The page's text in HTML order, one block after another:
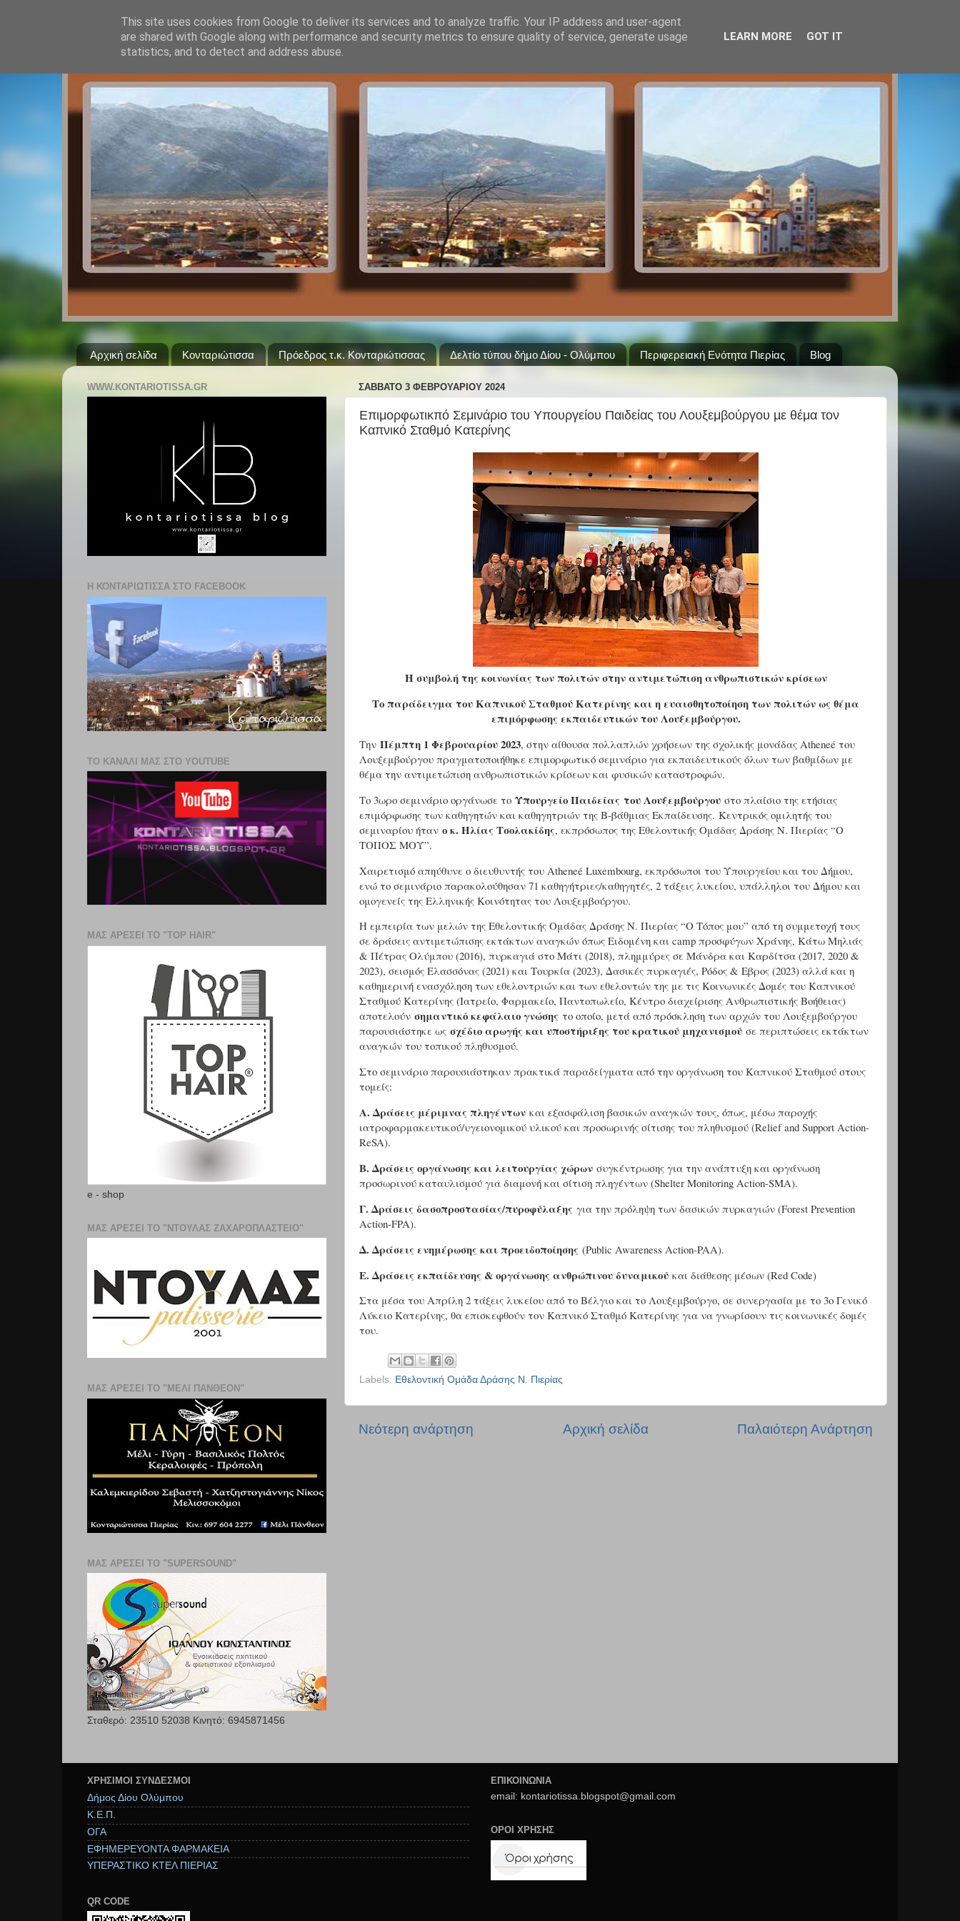
Αρχική σελίδα Κονταριώτισσα Πρόεδρος τ.κ. Κονταριώτισσας Δελτίο τύπου δήμο Δίου - Ολύμπου Περιφερειακή Ενότητα Πιερίας Blog
ΣΆΒΒΑΤΟ 3 ΦΕΒΡΟΥΑΡΊΟΥ 2024
Επιμορφωτικπό Σεμινάριο του Υπουργείου Παιδείας του Λουξεμβούργου με θέμα τον
Καπνικό Σταθμό Κατερίνης
Η συμβολή της κοινωνίας των πολιτών στην αντιμετώπιση ανθρωπιστικών κρίσεων
Το παράδειγμα του Καπνικού Σταθμού Κατερίνης και η ευαισθητοποίηση των πολιτών ως θέμα
επιμόρφωσης εκπαιδευτικών του Λουξεμβούργου.
Την Πέμπτη 1 Φεβρουαρίου 2023, στην αίθουσα πολλαπλών χρήσεων της σχολικής μονάδας Atheneé του
Λουξεμβούργου πραγματοποιήθηκε επιμορφωτικό σεμινάριο για εκπαιδευτικούς όλων των βαθμίδων με
θέμα την αντιμετώπιση ανθρωπιστικών κρίσεων και φυσικών καταστροφών.
Το 3ωρο σεμινάριο οργάνωσε το Υπουργείο Παιδείας του Λουξεμβούργου στο πλαίσιο της ετήσιας
επιμόρφωσης των καθηγητών και καθηγητριών της Β-βάθμιας Εκπαίδευσης. Κεντρικός ομιλητής του
σεμιναρίου ήταν ο κ. Ηλίας Τσολακίδης, εκπρόσωπος της Εθελοντικής Ομάδας Δράσης Ν. Πιερίας “Ο
ΤΟΠΟΣ ΜΟΥ”.
Χαιρετισμό απηύθυνε ο διευθυντής του Atheneé Luxembourg, εκπρόσωποι του Υπουργείου και του Δήμου,
ενώ το σεμινάριο παρακολούθησαν 71 καθηγήτριες/καθηγητές, 2 τάξεις λυκείου, υπάλληλοι του Δήμου και
ομογενείς της Ελληνικής Κοινότητας του Λουξεμβούργου.
Η εμπειρία των μελών της Εθελοντικής Ομάδας Δράσης Ν. Πιερίας “Ο Τόπος μου” από τη συμμετοχή τους
σε δράσεις αντιμετώπισης εκτάκτων αναγκών όπως Ειδομένη και camp προσφύγων Χράνης, Κάτω Μηλιάς
& Πέτρας Ολύμπου (2016), πυρκαγιά στο Μάτι (2018), πλημμύρες σε Μάνδρα και Καρδίτσα (2017, 2020 &
2023), σεισμός Ελασσόνας (2021) και Τουρκία (2023), Δασικές πυρκαγιές, Ρόδος & Εβρος (2023) αλλά και η
καθημερινή ενασχόληση των εθελοντριών και των εθελοντών της με τις Κοινωνικές Δομές του Καπνικού
Σταθμού Κατερίνης (Ιατρείο, Φαρμακείο, Παντοπωλείο, Κέντρο διαχείρισης Ανθρωπιστικής Βοήθειας)
αποτελούν σημαντικό κεφάλαιο γνώσης το οποίο, μετά από πρόσκληση των αρχών του Λουξεμβούργου
παρουσιάστηκε ως σχέδιο αρωγής και υποστήριξης του κρατικού μηχανισμού σε περιπτώσεις εκτάκτων
αναγκών του τοπικού πληθυσμού.
Στο σεμινάριο παρουσιάστηκαν πρακτικά παραδείγματα από την οργάνωση του Καπνικού Σταθμού στους
τομείς:
Α. Δράσεις μέριμνας πληγέντων και εξασφάλιση βασικών αναγκών τους, όπως, μέσω παροχής
ιατροφαρμακευτικού/υγειονομικού υλικού και προσωρινής σίτισης του πληθυσμού (Relief and Support Action-
ReSA).
Β. Δράσεις οργάνωσης και λειτουργίας χώρων συγκέντρωσης για την ανάπτυξη και οργάνωση
προσωρινού καταυλισμού για διαμονή και σίτιση πληγέντων (Shelter Monitoring Action-SMA).
Γ. Δράσεις δασοπροστασίας/πυροφύλαξης για την πρόληψη των δασικών πυρκαγιών (Forest Prevention
Action-FPA).
Δ. Δράσεις ενημέρωσης και προειδοποίησης (Public Awareness Action-PAA).
Ε. Δράσεις εκπαίδευσης & οργάνωσης ανθρώπινου δυναμικού και διάθεσης μέσων (Red Code)
Στα μέσα του Απρίλη 2 τάξεις λυκείου από το Βέλγιο και το Λουξεμβούργο, σε συνεργασία με το 3ο Γενικό
Λύκειο Κατερίνης, θα επισκεφθούν τον Καπνικό Σταθμό Κατερίνης για να γνωρίσουν τις κοινωνικές δομές
του.
Labels: Εθελοντική Ομάδα Δράσης Ν. Πιερίας
Νεότερη ανάρτηση Παλαιότερη Ανάρτηση
Αρχική σελίδα
WWW.KONTARIOTISSA.GR
Η ΚΟΝΤΑΡΙΩΤΙΣΣΑ ΣΤΟ FACEBOOK
ΤΟ ΚΑΝΑΛΙ ΜΑΣ ΣΤΟ YOUTUBE
ΜΑΣ ΑΡΕΣΕΙ ΤΟ "TOP HAIR"
e - shop
ΜΑΣ ΑΡΕΣΕΙ ΤΟ "ΝΤΟΥΛΑΣ ΖΑΧΑΡΟΠΛΑΣΤΕΊΟ"
ΜΑΣ ΑΡΕΣΕΙ ΤΟ "ΜΕΛΙ ΠΑΝΘΕΟΝ"
ΜΑΣ ΑΡΕΣΕΙ ΤΟ "SUPERSOUND"
Σταθερό: 23510 52038 Κινητό: 6945871456
ΧΡΉΣΙΜΟΙ ΣΥΝΔΕΣΜΟΙ
Δήμος Δίου Ολύμπου
Κ.Ε.Π.
ΟΓΑ
ΕΦΗΜΕΡΕΥΟΝΤΑ ΦΑΡΜΑΚΕΙΑ
ΥΠΕΡΑΣΤΙΚΟ ΚΤΕΛ ΠΙΕΡΙΑΣ
QR CODE
ΕΠΙΚΟΙΝΩΝΙΑ
email: kontariotissa.blogspot@gmail.com
ΟΡΟΙ ΧΡΗΣΗΣ
This site uses cookies from Google to deliver its services and to analyze traffic. Your IP address and user-agent
are shared with Google along with performance and security metrics to ensure quality of service, generate usage
statistics, and to detect and address abuse.
LEARN MORE GOT IT